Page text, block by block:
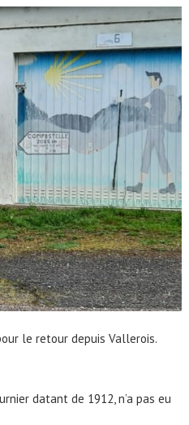
le retour depuis Vallerois.
datant de 1912, n’a pas eu